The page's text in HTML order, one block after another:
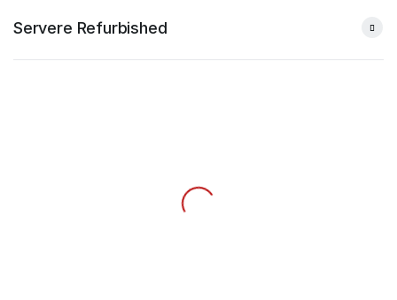
Servere Refurbished